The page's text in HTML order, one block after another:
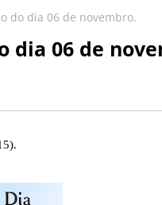
do dia 06 de novembro.
dia 06 de